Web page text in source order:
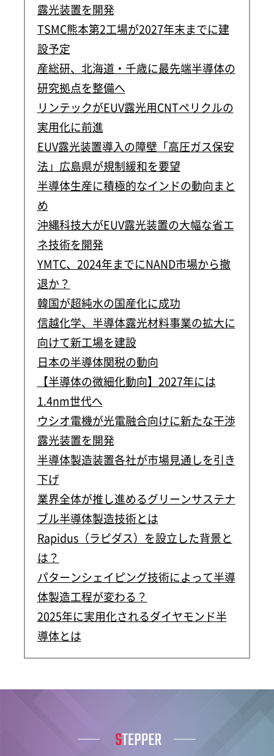
露光装置を開発
TSMC熊本第2工場が2027年末までに建
設予定
産総研、北海道・千歳に最先端半導体の
研究拠点を整備へ
リンテックがEUV露光用CNTペリクルの
実用化に前進
EUV露光装置導入の障壁「高圧ガス保安
法」広島県が規制緩和を要望
半導体生産に積極的なインドの動向まと
め
沖縄科技大がEUV露光装置の大幅な省エ
ネ技術を開発
YMTC、2024年までにNAND市場から撤
退か？
韓国が超純水の国産化に成功
信越化学、半導体露光材料事業の拡大に
向けて新工場を建設
日本の半導体関税の動向
【半導体の微細化動向】2027年には
1.4nm世代へ
ウシオ電機が光電融合向けに新たな干渉
露光装置を開発
半導体製造装置各社が市場見通しを引き
下げ
業界全体が推し進めるグリーンサステナ
ブル半導体製造技術とは
Rapidus（ラピダス）を設立した背景と
は？
パターンシェイピング技術によって半導
体製造工程が変わる？
2025年に実用化されるダイヤモンド半
導体とは